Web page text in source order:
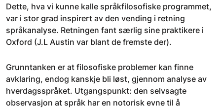
Dette, hva vi kunne kalle språkfilosofiske programmet,
var i stor grad inspirert av den vending i retning
språkanalyse. Retningen fant særlig sine praktikere i
Oxford (J.L Austin var blant de fremste der).
Grunntanken er at filosofiske problemer kan finne
avklaring, endog kanskje bli løst, gjennom analyse av
hverdagsspråket. Utgangspunkt: den selvsagte
observasjon at språk har en notorisk evne til å